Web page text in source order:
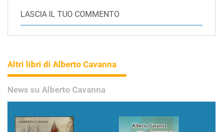
LASCIA IL TUO COMMENTO
Altri libri di Alberto Cavanna
News su Alberto Cavanna